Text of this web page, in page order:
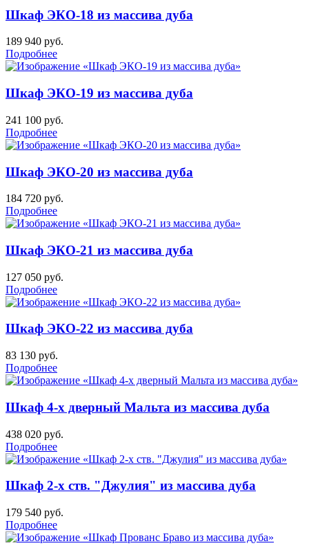
Шкаф ЭКО-18 из массива дуба
189 940 руб.
Подробнее
Шкаф ЭКО-19 из массива дуба
241 100 руб.
Подробнее
Шкаф ЭКО-20 из массива дуба
184 720 руб.
Подробнее
Шкаф ЭКО-21 из массива дуба
127 050 руб.
Подробнее
Шкаф ЭКО-22 из массива дуба
83 130 руб.
Подробнее
Шкаф 4-х дверный Мальта из массива дуба
438 020 руб.
Подробнее
Шкаф 2-х ств. "Джулия" из массива дуба
179 540 руб.
Подробнее